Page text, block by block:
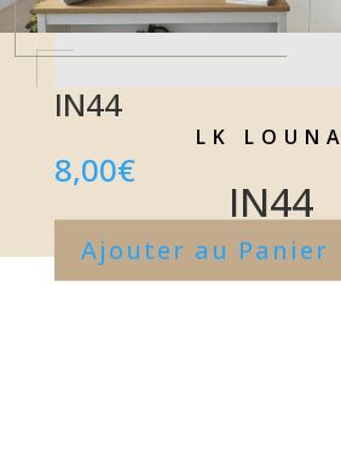
LK LOUNA
IN44
IN44
8,00€
Ajouter au Panier